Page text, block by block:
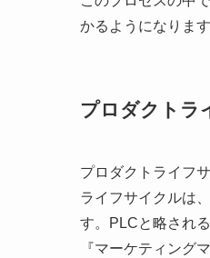
かるようになります
プロダクトラ
プロダクトライフ
ライフサイクルは
す。PLCと略され
『マーケティング